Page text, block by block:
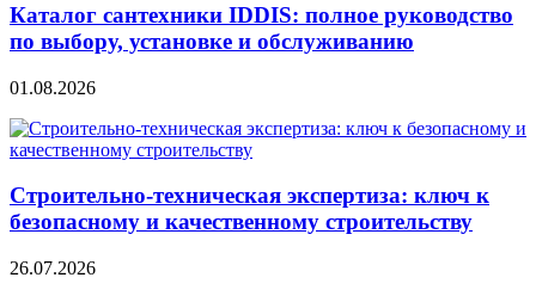
Каталог сантехники IDDIS: полное руководство
по выбору, установке и обслуживанию
01.08.2026
Строительно‑техническая экспертиза: ключ к
безопасному и качественному строительству
26.07.2026